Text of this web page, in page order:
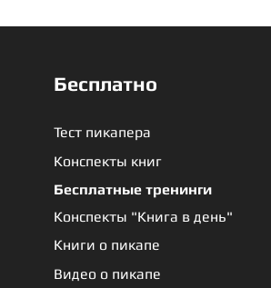
Бесплатно
Тест пикапера
Конспекты книг
Бесплатные тренинги
Конспекты "Книга в день"
Книги о пикапе
Видео о пикапе